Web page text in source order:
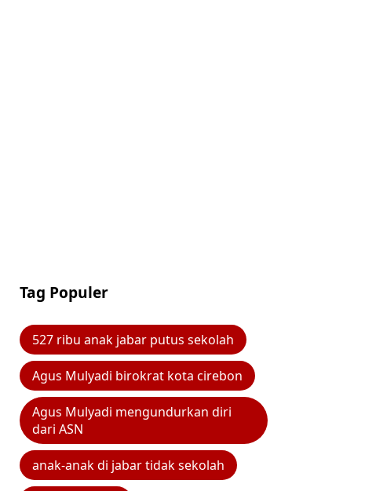
Tag Populer
527 ribu anak jabar putus sekolah
Agus Mulyadi birokrat kota cirebon
Agus Mulyadi mengundurkan diri
dari ASN
anak-anak di jabar tidak sekolah